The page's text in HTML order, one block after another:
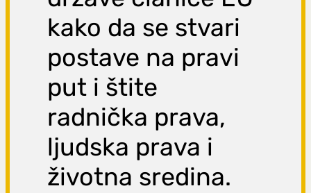
kako da se stvari
postave na pravi
put i štite
radnička prava,
ljudska prava i
životna sredina.